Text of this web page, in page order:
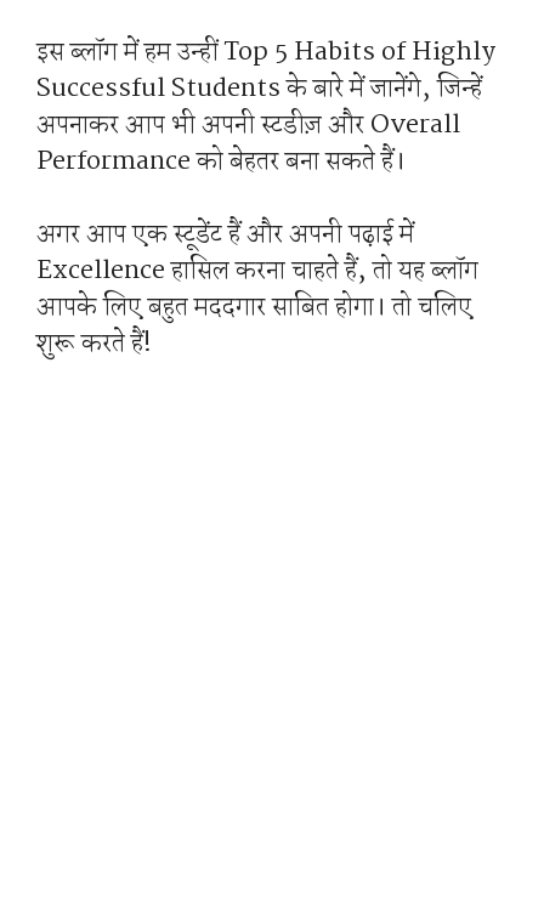
इस ब्लॉग में हम उन्हीं Top 5 Habits of Highly
Successful Students के बारे में जानेंगे, जिन्हें
अपनाकर आप भी अपनी स्टडीज़ और Overall
Performance को बेहतर बना सकते हैं।
अगर आप एक स्टूडेंट हैं और अपनी पढ़ाई में
Excellence हासिल करना चाहते हैं, तो यह ब्लॉग
आपके लिए बहुत मददगार साबित होगा। तो चलिए
शुरू करते हैं!